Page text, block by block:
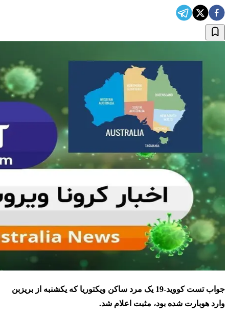
جواب تست کووید-19 یک مرد ساکن ویکتوریا که یکشنبه از بریزبن
وارد هوبارت شده بود، مثبت اعلام شد.